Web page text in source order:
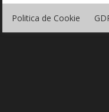
Politica de Cookie